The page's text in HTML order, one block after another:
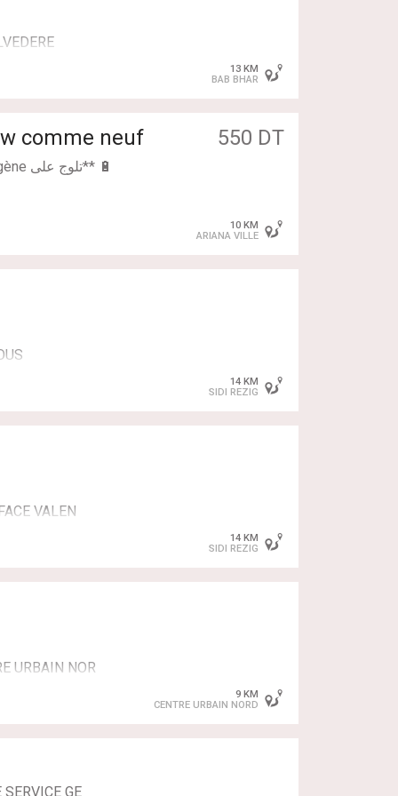
13 KM
BAB BHAR
comme neuf 550 DT
10 KM
ARIANA VILLE
AROUS
14 KM
SIDI REZIG
VALEN
14 KM
SIDI REZIG
URBAIN NOR
9 KM
CENTRE URBAIN NORD
GE